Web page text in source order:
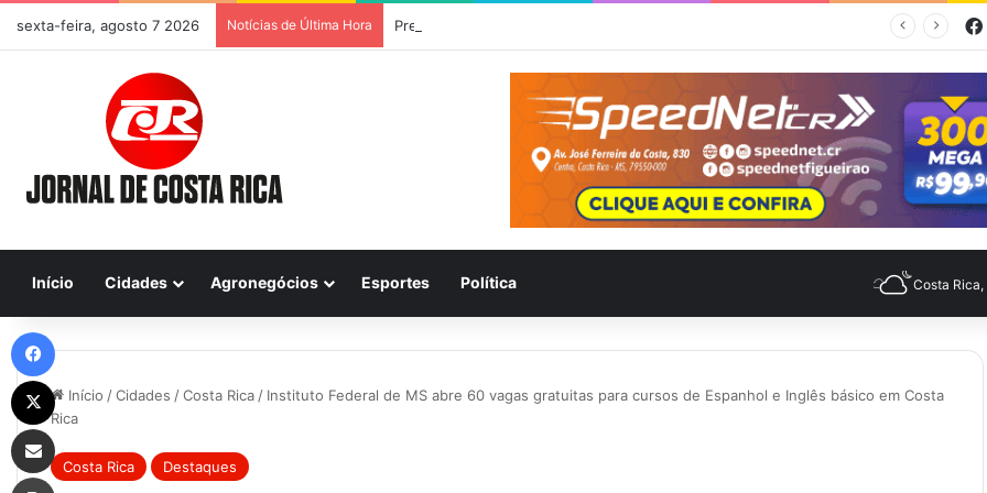
sexta-feira, agosto 7 2026 Notícias de Última Hora Previsão do Tempo para Costa Rica nesta quinta-feira (6)
Início Cidades Agronegócios Esportes Política Costa Rica,
Início /Cidades /Costa Rica / Instituto Federal de MS abre 60 vagas gratuitas para cursos de Espanhol e Inglês básico em Costa
Rica
Costa Rica Destaques
Compartilhar via e-mail
Imprimir